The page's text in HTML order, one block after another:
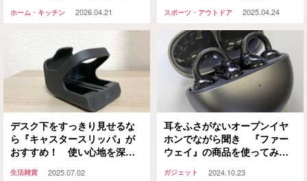
『カステヘルミ』が万能すぎ
ホーム・キッチン 2026.04.21 スポーツ・アウトドア 2025.04.24
デスク下をすっきり見せるな
ら『キャスタースリッパ』が
おすすめ！ 使い心地を深堀
生活雑貨 2025.07.02
耳をふさがないオープンイヤ
ホンでながら聞き 『ファー
ウェイ』の商品を使ってみる
ガジェット 2024.10.23